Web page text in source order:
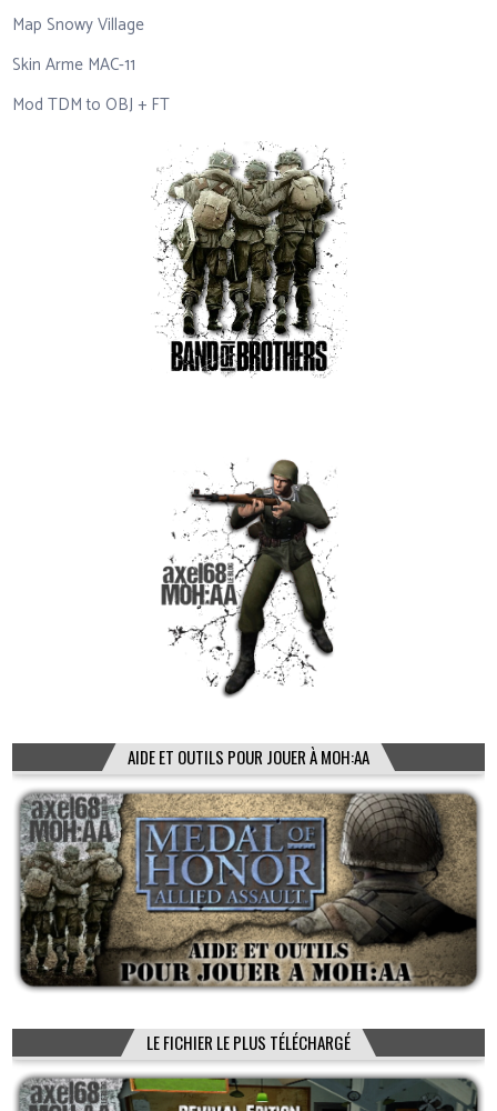
Map Snowy Village
Skin Arme MAC-11
Mod TDM to OBJ + FT
AIDE ET OUTILS POUR JOUER À MOH:AA
LE FICHIER LE PLUS TÉLÉCHARGÉ